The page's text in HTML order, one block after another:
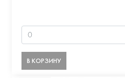
В КОРЗИНУ